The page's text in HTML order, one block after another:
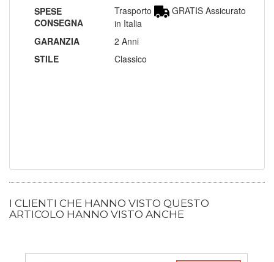
SPESE
CONSEGNA
Trasporto
GRATIS Assicurato
in Italia
GARANZIA
2 Anni
STILE
Classico
I CLIENTI CHE HANNO VISTO QUESTO
ARTICOLO HANNO VISTO ANCHE